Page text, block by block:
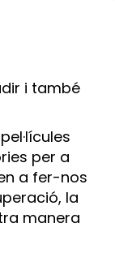
i també
per a
a fer-nos
la
manera